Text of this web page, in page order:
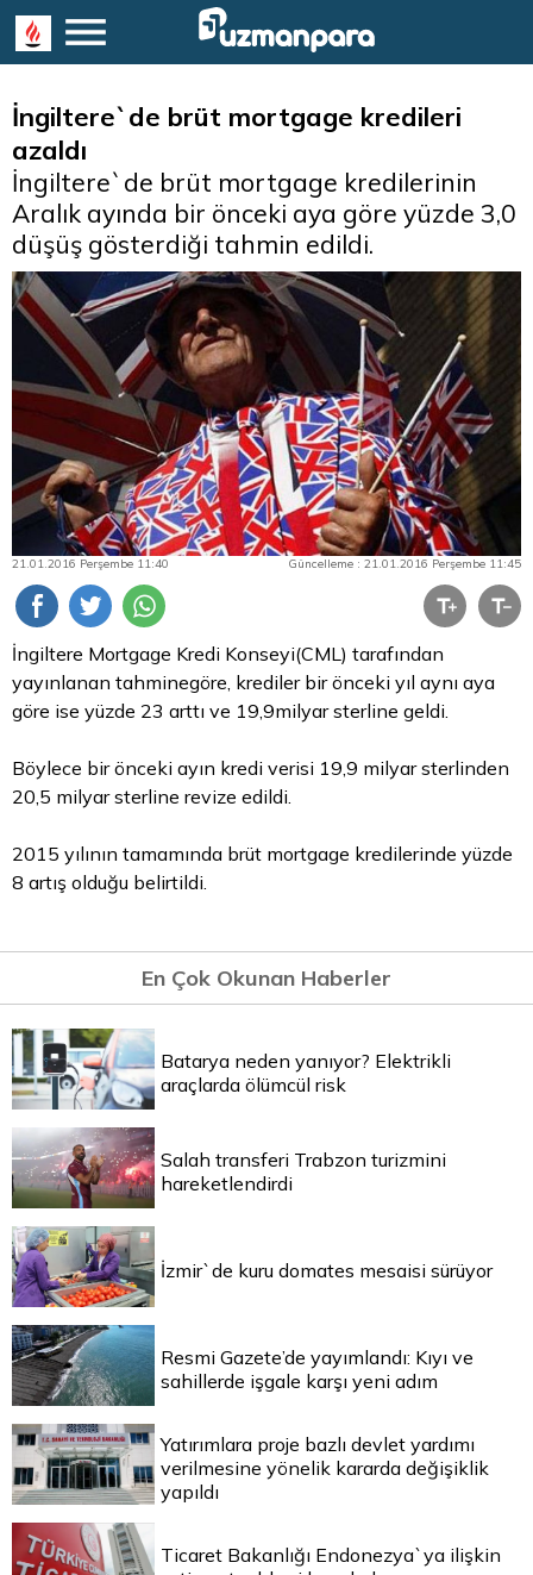
İngiltere`de brüt mortgage kredileri
azaldı
İngiltere`de brüt mortgage kredilerinin
Aralık ayında bir önceki aya göre yüzde 3,0
düşüş gösterdiği tahmin edildi.
21.01.2016 Perşembe 11:40 Güncelleme : 21.01.2016 Perşembe 11:45
İngiltere Mortgage Kredi Konseyi(CML) tarafından
yayınlanan tahminegöre, krediler bir önceki yıl aynı aya
göre ise yüzde 23 arttı ve 19,9milyar sterline geldi.
Böylece bir önceki ayın kredi verisi 19,9 milyar sterlinden
20,5 milyar sterline revize edildi.
2015 yılının tamamında brüt mortgage kredilerinde yüzde
8 artış olduğu belirtildi.
En Çok Okunan Haberler
Batarya neden yanıyor? Elektrikli
araçlarda ölümcül risk
Salah transferi Trabzon turizmini
hareketlendirdi
İzmir`de kuru domates mesaisi sürüyor
Resmi Gazete’de yayımlandı: Kıyı ve
sahillerde işgale karşı yeni adım
Yatırımlara proje bazlı devlet yardımı
verilmesine yönelik kararda değişiklik
yapıldı
Ticaret Bakanlığı Endonezya`ya ilişkin